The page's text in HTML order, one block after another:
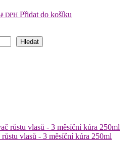
DPH Přidat do košíku
Hledat
vlasů - 3 měsíční kúra 250ml